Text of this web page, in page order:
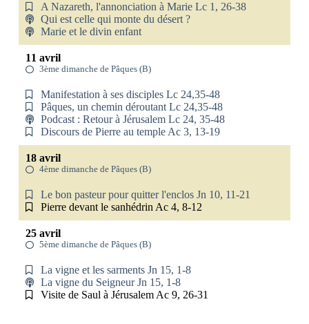
A Nazareth, l'annonciation à Marie Lc 1, 26-38
Qui est celle qui monte du désert ?
Marie et le divin enfant
11 avril
3ème dimanche de Pâques (B)
Manifestation à ses disciples Lc 24,35-48
Pâques, un chemin déroutant Lc 24,35-48
Podcast : Retour à Jérusalem Lc 24, 35-48
Discours de Pierre au temple Ac 3, 13-19
18 avril
4ème dimanche de Pâques (B)
Le bon pasteur pour quitter l'enclos Jn 10, 11-21
Pierre devant le sanhédrin Ac 4, 8-12
25 avril
5ème dimanche de Pâques (B)
La vigne et les sarments Jn 15, 1-8
La vigne du Seigneur Jn 15, 1-8
Visite de Saul à Jérusalem Ac 9, 26-31